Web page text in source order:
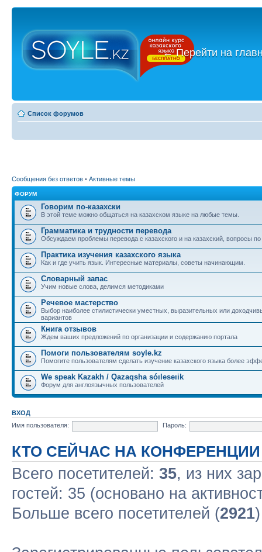
←Перейти на
Список форумов
Сообщения без ответов • Активные темы
ФОРУМ
Говорим по-казахски
В этой теме можно общаться на казахском языке на любые темы.
Грамматика и трудности перевода
Обсуждаем проблемы перевода с казахского и на казахский, вопросы
Практика изучения казахского языка
Как и где учить язык. Интересные материалы, советы начинающим.
Словарный запас
Учим новые слова, делимся методиками
Речевое мастерство
Выбор наиболее стилистически уместных, выразительных или
вариантов
Книга отзывов
Ждем ваших предложений по организации и содержанию портала
Помоги пользователям soyle.kz
Помогите пользователям сделать изучение казахского языка более
We speak Kazakh / Qazaqsha sóıleseıik
Форум для англоязычных пользователей
ВХОД
Имя пользователя:
Пароль:
КТО СЕЙЧАС НА КОНФЕРЕНЦИИ
Всего посетителей: 35, из них
гостей: 35 (основано на
Больше всего посетителей (2921